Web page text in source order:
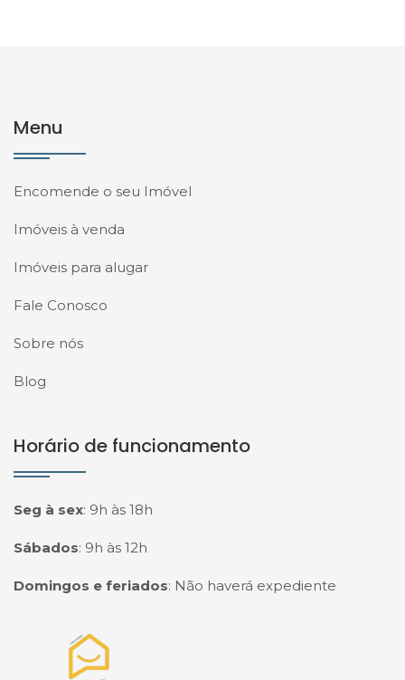
Menu
Encomende o seu Imóvel
Imóveis à venda
Imóveis para alugar
Fale Conosco
Sobre nós
Blog
Horário de funcionamento
Seg à sex: 9h às 18h
Sábados: 9h às 12h
Domingos e feriados: Não haverá expediente
Página inicial